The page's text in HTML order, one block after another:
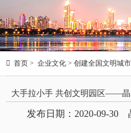
 首页 > 企业文化 > 创建全国文明城市
大手拉小手 共创文明园区——晶
发布日期：2020-09-30